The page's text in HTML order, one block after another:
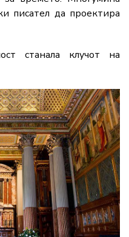
писател да проектира
станала клучот на